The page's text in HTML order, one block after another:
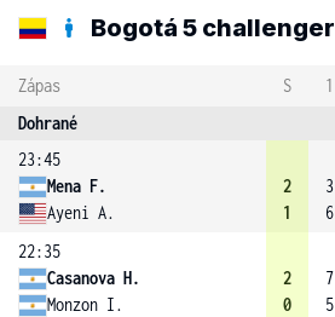
Bogotá 5 challenger
Zápas S 1
Dohrané
23:45
Mena F.
Ayeni A.
2
1
3
6
22:35
Casanova H.
Monzon I.
2
0
7
5